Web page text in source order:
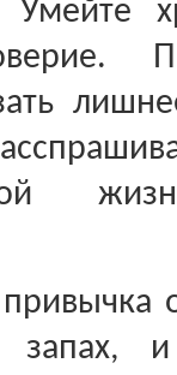
Умейте
запах,